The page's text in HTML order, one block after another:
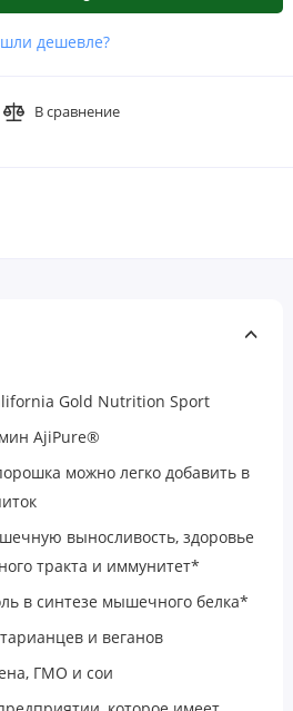
дешевле?
В сравнение
Gold Nutrition Sport
AjiPure®
можно легко добавить в
выносливость, здоровье
тракта и иммунитет*
в синтезе мышечного белка*
и веганов
ГМО и сои